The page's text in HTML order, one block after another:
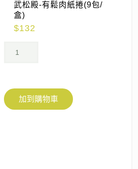
武松殿-有鬆肉紙捲(9包/
盒)
$132
加到購物車